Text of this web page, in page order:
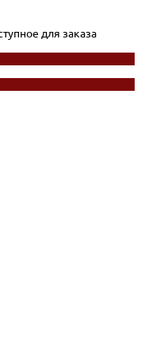
для заказа